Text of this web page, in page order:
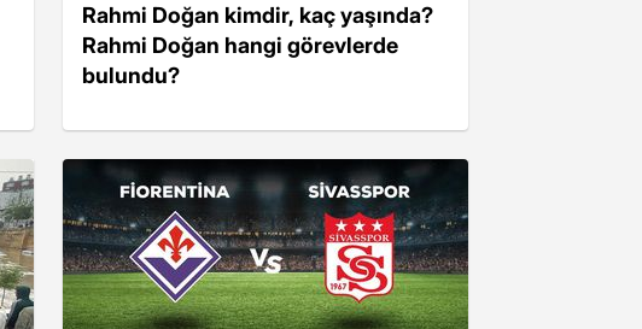
Rahmi Doğan kimdir, kaç yaşında?
Rahmi Doğan hangi görevlerde
bulundu?